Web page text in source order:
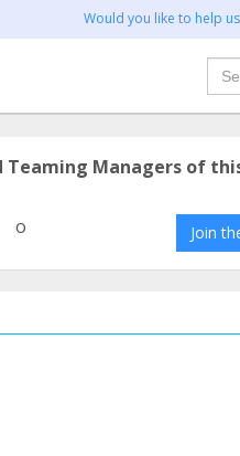
Would you like to help
Managers of
o Join